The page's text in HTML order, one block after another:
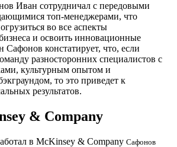
Иван сотрудничал с передовыми
топ-менеджерами, что
во все аспекты
и освоить инновационные
констатирует, что, если
разносторонних специалистов с
культурным опытом и
то это приведет к
результатов.
& Company
Сафонов